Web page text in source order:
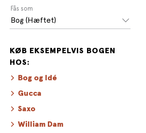
Fås som
Bog (Hæftet)
KØB EKSEMPELVIS BOGEN
HOS:
Bog og Idé
Gucca
Saxo
William Dam